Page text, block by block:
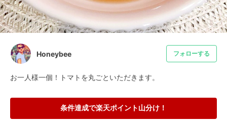
Honeybee フォローする
お一人様一個！トマトを丸ごといただきます。
条件達成で楽天ポイント山分け！